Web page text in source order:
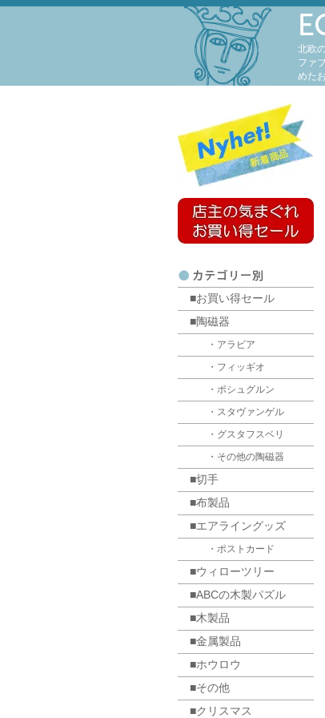
北欧
ファ
めた
■お買い得セール
■陶磁器
・アラビア
・フィッギオ
・ポシュグルン
・スタヴァンゲル
・グスタフスベリ
・その他の陶磁器
■切手
■布製品
■エアライングッズ
・ポストカード
■ウィローツリー
■ABCの木製パズル
■木製品
■金属製品
■ホウロウ
■その他
■クリスマス